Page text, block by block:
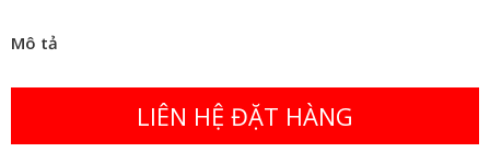
Mô tả
LIÊN HỆ ĐẶT HÀNG